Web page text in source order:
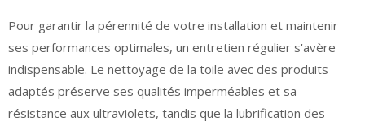
Pour garantir la pérennité de votre installation et maintenir
ses performances optimales, un entretien régulier s'avère
indispensable. Le nettoyage de la toile avec des produits
adaptés préserve ses qualités imperméables et sa
résistance aux ultraviolets, tandis que la lubrification des